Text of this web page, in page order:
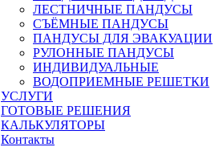
ЛЕСТНИЧНЫЕ ПАНДУСЫ
CЪЁМНЫЕ ПАНДУСЫ
ПАНДУСЫ ДЛЯ ЭВАКУАЦИИ
РУЛОННЫЕ ПАНДУСЫ
ИНДИВИДУАЛЬНЫЕ
ВОДОПРИЕМНЫЕ РЕШЕТКИ
УСЛУГИ
ГОТОВЫЕ РЕШЕНИЯ
КАЛЬКУЛЯТОРЫ
Контакты